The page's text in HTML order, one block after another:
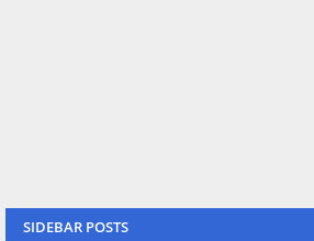
SIDEBAR POSTS